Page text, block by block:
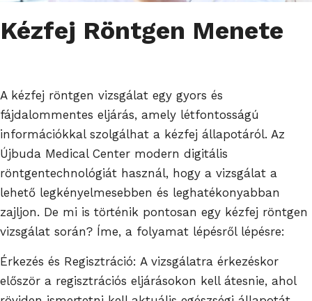
Kézfej Röntgen Menete
A kézfej röntgen vizsgálat egy gyors és
fájdalommentes eljárás, amely létfontosságú
információkkal szolgálhat a kézfej állapotáról. Az
Újbuda Medical Center modern digitális
röntgentechnológiát használ, hogy a vizsgálat a
lehető legkényelmesebben és leghatékonyabban
zajljon. De mi is történik pontosan egy kézfej röntgen
vizsgálat során? Íme, a folyamat lépésről lépésre:
Érkezés és Regisztráció: A vizsgálatra érkezéskor
először a regisztrációs eljárásokon kell átesnie, ahol